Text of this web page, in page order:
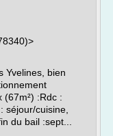
Yvelines, bien
:Rdc :
séjour/cuisine,
du bail :sept...